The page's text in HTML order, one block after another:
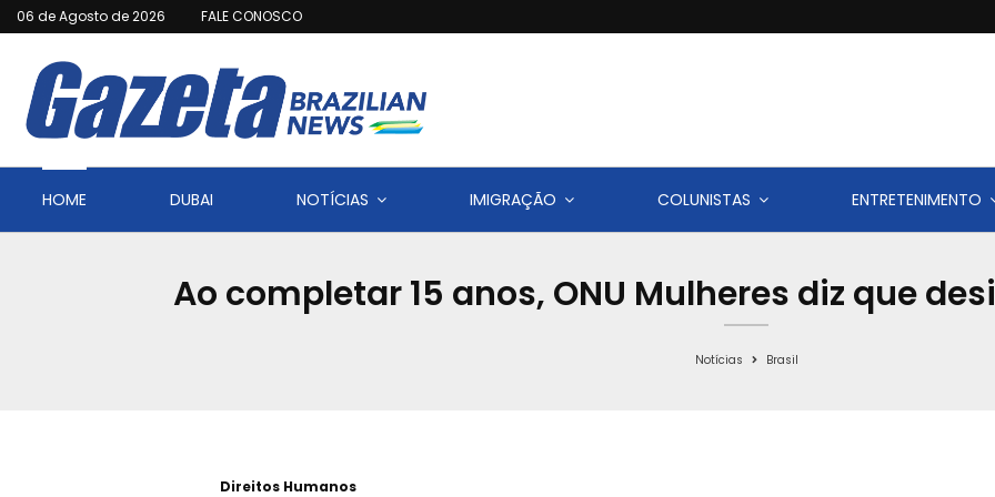
06 de Agosto de 2026 FALE CONOSCO
HOME DUBAI NOTÍCIAS IMIGRAÇÃO COLUNISTAS ENTRETENIMENTO
Ao completar 15 anos, ONU Mulheres diz que
Notícias Brasil
Direitos Humanos